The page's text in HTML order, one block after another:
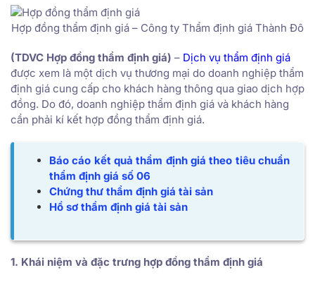
Hợp đồng thẩm định giá – Công ty Thẩm định giá Thành Đô
(TDVC Hợp đồng thẩm định giá) – Dịch vụ thẩm định giá
được xem là một dịch vụ thương mại do doanh nghiệp thẩm
định giá cung cấp cho khách hàng thông qua giao dịch hợp
đồng. Do đó, doanh nghiệp thẩm định giá và khách hàng
cần phải kí kết hợp đồng thẩm định giá.
Báo cáo kết quả thẩm định giá theo tiêu chuẩn
thẩm định giá số 06
Chứng thư thẩm định giá tài sản
Hồ sơ thẩm định giá tài sản
1. Khái niệm và đặc trưng hợp đồng thẩm định giá